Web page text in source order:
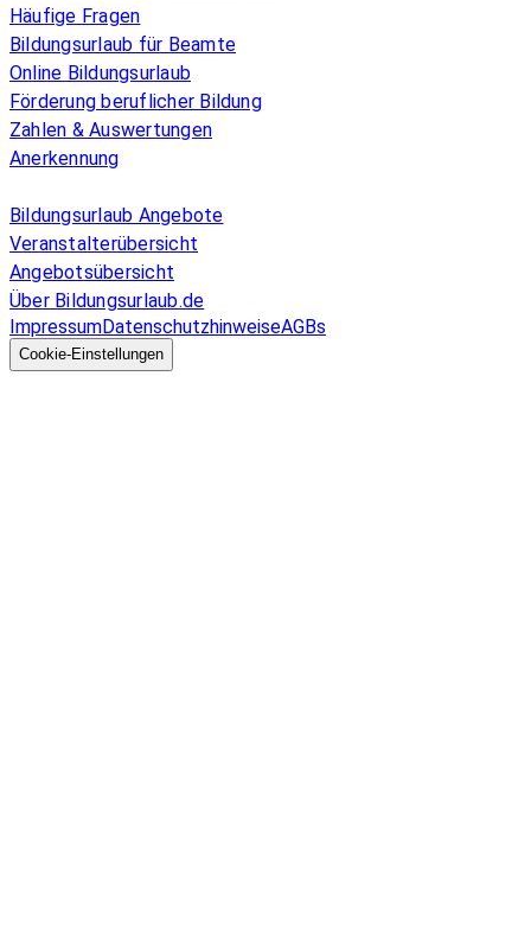
Häufige Fragen
Bildungsurlaub für Beamte
Online Bildungsurlaub
Förderung beruflicher Bildung
Zahlen & Auswertungen
Anerkennung
Bildungsurlaub Angebote
Veranstalterübersicht
Angebotsübersicht
Über Bildungsurlaub.de
ImpressumDatenschutzhinweiseAGBs
Cookie-Einstellungen